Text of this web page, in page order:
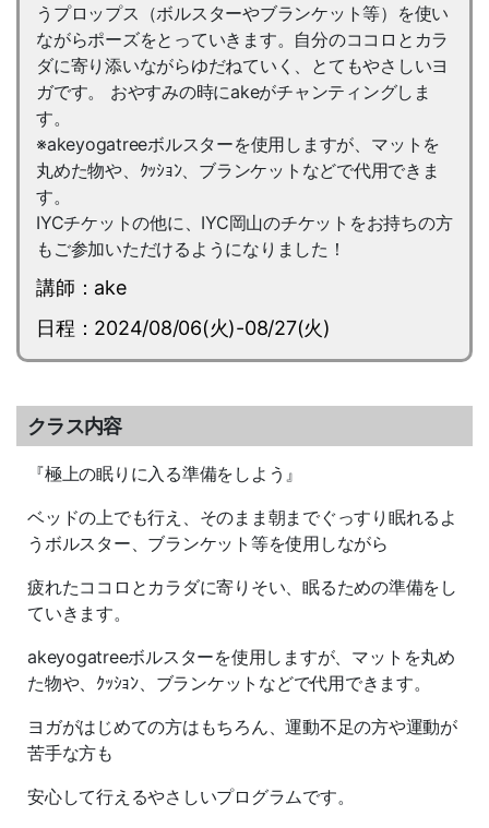
うプロップス（ボルスターやブランケット等）を使い
ながらポーズをとっていきます。自分のココロとカラ
ダに寄り添いながらゆだねていく、とてもやさしいヨ
ガです。 おやすみの時にakeがチャンティングしま
す。
※akeyogatreeボルスターを使用しますが、マットを
丸めた物や、ｸｯｼｮﾝ、ブランケットなどで代用できま
す。
IYCチケットの他に、IYC岡山のチケットをお持ちの方
もご参加いただけるようになりました！
講師：ake
日程：2024/08/06(火)-08/27(火)
クラス内容
『極上の眠りに入る準備をしよう』
ベッドの上でも行え、そのまま朝までぐっすり眠れるよ
うボルスター、ブランケット等を使用しながら
疲れたココロとカラダに寄りそい、眠るための準備をし
ていきます。
akeyogatreeボルスターを使用しますが、マットを丸め
た物や、ｸｯｼｮﾝ、ブランケットなどで代用できます。
ヨガがはじめての方はもちろん、運動不足の方や運動が
苦手な方も
安心して行えるやさしいプログラムです。